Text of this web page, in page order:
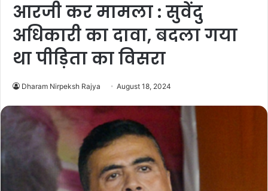
आरजी कर मामला : सुवेंदु
अधिकारी का दावा, बदला गया
था पीड़िता का विसरा
Dharam Nirpeksh Rajya August 18, 2024